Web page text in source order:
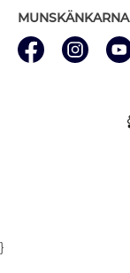
MUNSKÄNKARNA
}